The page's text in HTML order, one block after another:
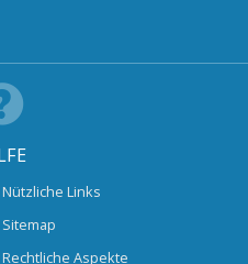
Nützliche Links
Sitemap
Rechtliche Aspekte